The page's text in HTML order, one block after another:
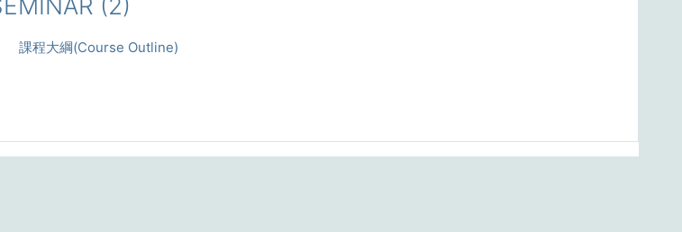
(2)
課程大綱(Course Outline)